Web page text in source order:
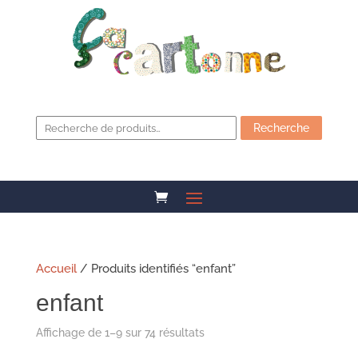
pour :
Recherche
Accueil/ Produits identifiés “enfant”
enfant
Affichage de 1–9 sur 74 résultats